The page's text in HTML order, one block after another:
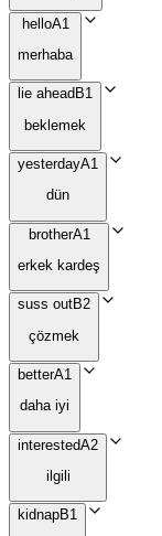
helloA1
merhaba
lie ahead B1
beklemek
yesterdayA1
dün
brotherA1
erkek kardeş
suss outB2
çözmek
betterA1
daha iyi
interestedA2
ilgili
kidnapB1